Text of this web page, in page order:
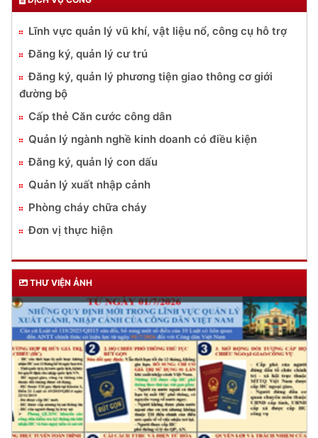
Lĩnh vực quản lý vũ khí, vật liệu nổ, công cụ hỗ trợ
Đăng ký, quản lý cư trú
Đăng ký, quản lý phương tiện giao thông cơ giới
đường bộ
Cấp thẻ Căn cước công dân
Quản lý ngành nghề kinh doanh có điều kiện
Đăng ký, quản lý con dấu
Quản lý xuất nhập cảnh
Phòng cháy chữa cháy
Đơn vị thực hiện
THƯ VIỆN ẢNH